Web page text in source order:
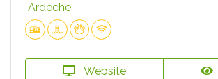
Ardèche
Website